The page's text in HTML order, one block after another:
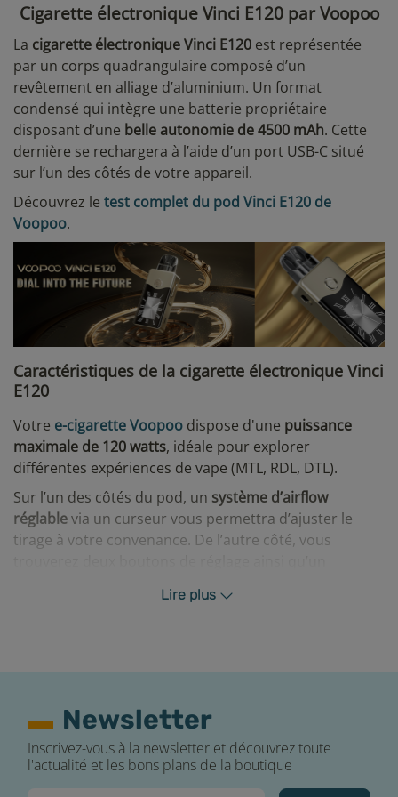
Cigarette électronique Vinci E120 par Voopoo
La cigarette électronique Vinci E120 est représentée
par un corps quadrangulaire composé d’un
revêtement en alliage d’aluminium. Un format
condensé qui intègre une batterie propriétaire
disposant d’une belle autonomie de 4500 mAh. Cette
dernière se rechargera à l’aide d’un port USB-C situé
sur l’un des côtés de votre appareil.
Découvrez le test complet du pod Vinci E120 de
Voopoo.
Caractéristiques de la cigarette électronique Vinci
E120
Votre e-cigarette Voopoo dispose d'une puissance
maximale de 120 watts, idéale pour explorer
différentes expériences de vape (MTL, RDL, DTL).
Sur l’un des côtés du pod, un système d’airflow
réglablevia un curseur vous permettra d’ajuster le
tirage à votre convenance. De l’autre côté, vous
résistance en ohm et compteur de puffs.
Enfin, vous pourrez profiterd’interfaces
personnalisables qui incluent l’affichage de l’heure,
ajoutant une touche pratique et esthétique à votre
Lire plus
Newsletter
Inscrivez-vous à la newsletter et découvrez toute
l'actualité et les bons plans de la boutique